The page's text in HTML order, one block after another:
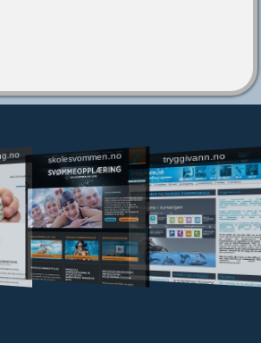
skolesvommen.no tryggivann.no